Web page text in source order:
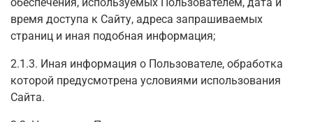
время доступа к Сайту, адреса запрашиваемых
страниц и иная подобная информация;
2.1.3. Иная информация о Пользователе, обработка
которой предусмотрена условиями использования
Сайта.